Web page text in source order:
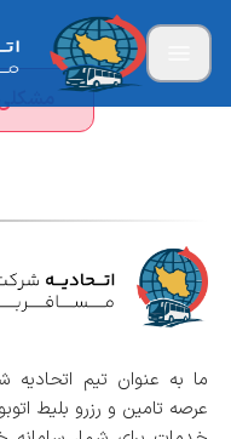
ما به عنوان تیم
عرصه تامین و رزرو بلیط